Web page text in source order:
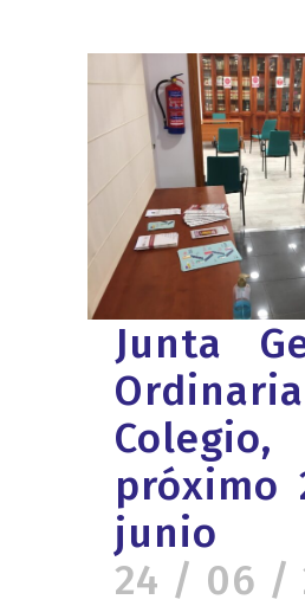
24 / 06 /
Junta
próximo
junio